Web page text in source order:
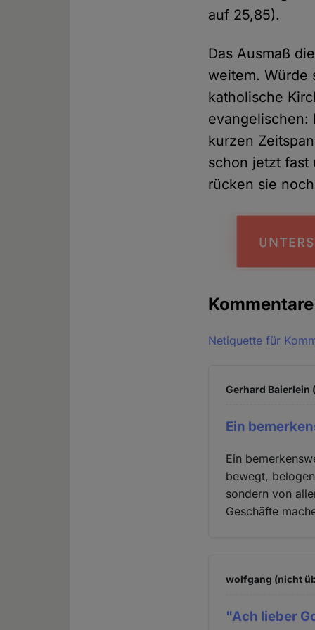
auf 25,85).
Das Ausmaß
weitem. Würde
katholische
evangelischen:
kurzen
schon jetzt fast
rücken sie
Kommentare
Netiquette für
Gerhard
Ein
Ein
bewegt,
sondern von
Geschäfte
wolfgang (nicht
"Ach lieber